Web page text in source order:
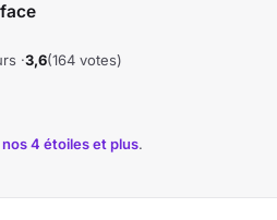
·3,6(164 votes)
nos 4 étoiles et plus.